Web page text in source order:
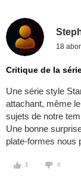
18
Critique de la
Une série style
attachant, même
sujets de notre
Une bonne
plate-formes nous
1 0